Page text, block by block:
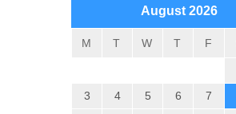
August 2026
M T W T F
3
4 5 6 7